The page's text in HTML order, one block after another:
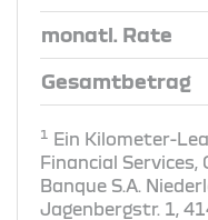
monatl. Rate
Gesamtbetrag
1
Ein Kilometer-
Financial Services,
Banque S.A.
Jagenbergstr. 1,